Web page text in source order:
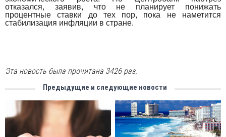
отказался, заявив, что не планирует понижать
процентные ставки до тех пор, пока не наметится
стабилизация инфляции в стране.
Эта новость была прочитана 3426 раз.
Предыдущие и следующие новости